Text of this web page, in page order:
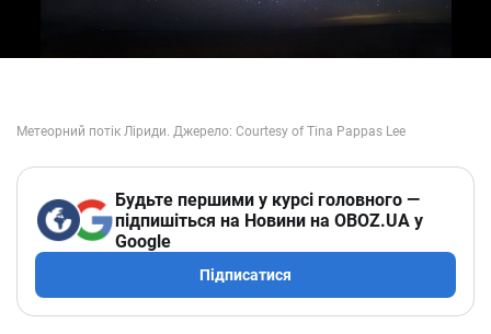
Будьте першими у курсі головного —
підпишіться на Новини на OBOZ.UA у
Google
Підписатися